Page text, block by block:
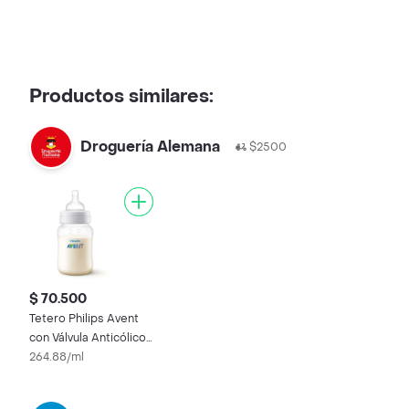
Productos similares:
Droguería Alemana $2500
$ 70.500
Tetero Philips Avent
con Válvula Anticólicos
9 Oz 1m+ x 1 und
264.88/ml